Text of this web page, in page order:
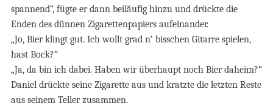
spannend“, fügte er dann beiläufig hinzu und drückte die
Enden des dünnen Zigarettenpapiers aufeinander.
„Jo, Bier klingt gut. Ich wollt grad n‘ bisschen Gitarre spielen,
hast Bock?“
„Ja, da bin ich dabei. Haben wir überhaupt noch Bier daheim?“
Daniel drückte seine Zigarette aus und kratzte die letzten Reste
aus seinem Teller zusammen.